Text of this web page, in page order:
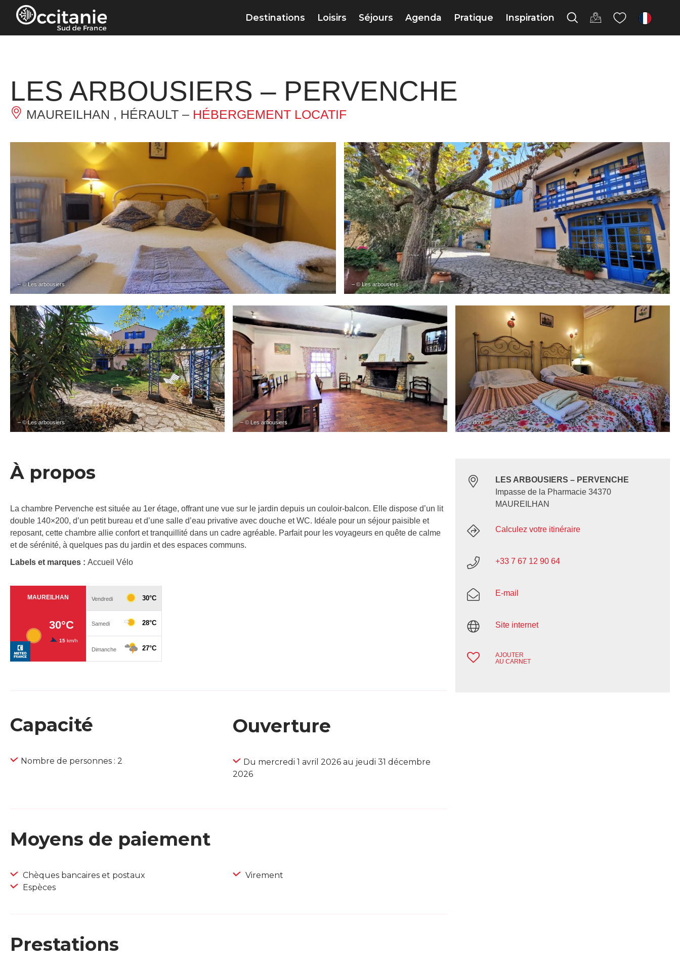
Panneau de gestion des cookies
Destinations Loisirs Séjours Agenda Pratique Inspiration fr
LES ARBOUSIERS – PERVENCHE
MAUREILHAN , HÉRAULT – HÉBERGEMENT LOCATIF
– © Les arbousiers – © Les arbousiers
– © Les arbousiers – © Les arbousiers – © dom
À propos
La chambre Pervenche est située au 1er étage, offrant une vue sur le jardin depuis un couloir-balcon. Elle dispose d’un lit
double 140×200, d’un petit bureau et d’une salle d’eau privative avec douche et WC. Idéale pour un séjour paisible et
reposant, cette chambre allie confort et tranquillité dans un cadre agréable. Parfait pour les voyageurs en quête de calme
et de sérénité, à quelques pas du jardin et des espaces communs.
Labels et marques : Accueil Vélo
Capacité
Nombre de personnes : 2
Ouverture
Du mercredi 1 avril 2026 au jeudi 31 décembre
2026
Moyens de paiement
Chèques bancaires et postaux
Espèces
Virement
Prestations
LES ARBOUSIERS – PERVENCHE
Impasse de la Pharmacie 34370
MAUREILHAN
Calculez votre itinéraire
+33 7 67 12 90 64
E-mail
Site internet
AJOUTER
AU CARNET